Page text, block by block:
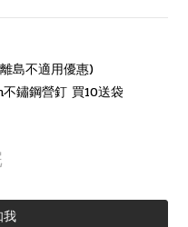
島不適用優惠)
鏽鋼營釘 買10送袋
我